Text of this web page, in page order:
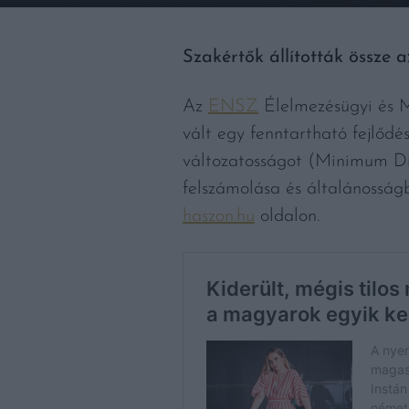
Szakértők állították össze
Az ENSZ Élelmezésügyi és
vált egy fenntartható
változatosságot (Minimum
felszámolása és
haszon.hu oldalon.